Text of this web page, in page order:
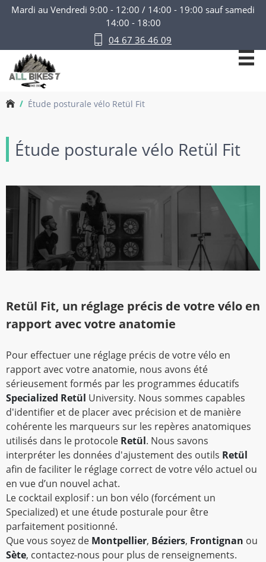
Mardi au Vendredi 9:00 - 12:00 / 14:00 - 19:00 sauf samedi
14:00 - 18:00
04 67 36 46 09
All
Bikes
ACCUEIL
MAGASIN
ATELIER
RETÜL FIT
CONTACT
Étude posturale vélo Retül Fit
Étude posturale vélo Retül Fit
Retül Fit, un réglage précis de votre vélo en
rapport avec votre anatomie
Pour effectuer une réglage précis de votre vélo en
rapport avec votre anatomie, nous avons été
sérieusement formés par les programmes éducatifs
Specialized Retül University. Nous sommes capables
d'identifier et de placer avec précision et de manière
cohérente les marqueurs sur les repères anatomiques
utilisés dans le protocole Retül. Nous savons
interpréter les données d'ajustement des outils Retül
afin de faciliter le réglage correct de votre vélo actuel ou
en vue d’un nouvel achat.
Le cocktail explosif : un bon vélo (forcément un
Specialized) et une étude posturale pour être
parfaitement positionné.
Que vous soyez de Montpellier, Béziers, Frontignan ou
Sète, contactez-nous pour plus de renseignements.